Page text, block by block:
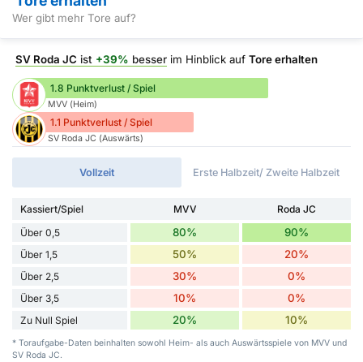
Wer gibt mehr Tore auf?
SV Roda JC ist +39% besser im Hinblick auf Tore erhalten
1.8 Punktverlust / Spiel
MVV (Heim)
1.1 Punktverlust / Spiel
SV Roda JC (Auswärts)
Vollzeit Erste Halbzeit/ Zweite Halbzeit
Kassiert/Spiel MVV
Roda JC
Über 0,5
80% 90%
Über 1,5 50% 20%
Über 2,5 30% 0%
Über 3,5 10% 0%
Zu Null Spiel 20% 10%
* Toraufgabe-Daten beinhalten sowohl Heim- als auch Auswärtsspiele von MVV und
SV Roda JC.